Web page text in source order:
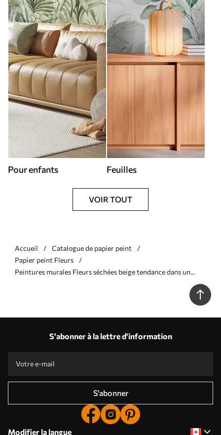
Pour enfants Feuilles
VOIR TOUT
Accueil
Catalogue de papier peint
Papier peint Fleurs
Peintures murales Fleurs séchées beige tendance dans un
S'abonner à la lettre d'information
S'abonner
Modifier la langue